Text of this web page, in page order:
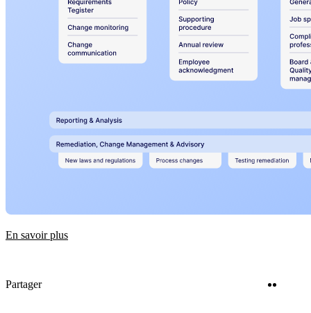
En savoir plus
Partager